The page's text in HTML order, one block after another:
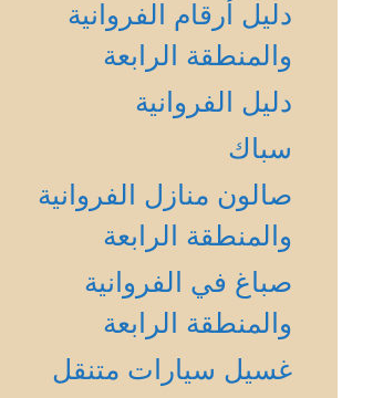
دليل أرقام الفروانية
والمنطقة الرابعة
دليل الفروانية
سباك
صالون منازل الفروانية
والمنطقة الرابعة
صباغ في الفروانية
والمنطقة الرابعة
غسيل سيارات متنقل